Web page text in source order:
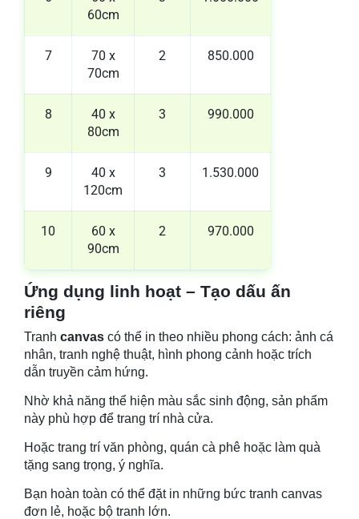
60cm
7
70 x
70cm
2 850.000
8
40 x
80cm
3 990.000
9
40 x
120cm
3 1.530.000
10
60 x
90cm
2 970.000
Ứng dụng linh hoạt – Tạo dấu ấn
riêng
Tranh canvas có thể in theo nhiều phong cách: ảnh cá
nhân, tranh nghệ thuật, hình phong cảnh hoặc trích
dẫn truyền cảm hứng.
Nhờ khả năng thể hiện màu sắc sinh động, sản phẩm
này phù hợp để trang trí nhà cửa.
Hoặc trang trí văn phòng, quán cà phê hoặc làm quà
tặng sang trọng, ý nghĩa.
Bạn hoàn toàn có thể đặt in những bức tranh canvas
đơn lẻ, hoặc bộ tranh lớn.